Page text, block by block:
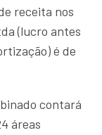
receita nos
(lucro antes
é de
contará
áreas